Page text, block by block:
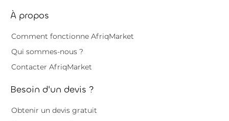
À propos
Comment fonctionne AfriqMarket
Qui sommes-nous ?
Contacter AfriqMarket
Besoin d'un devis ?
Obtenir un devis gratuit